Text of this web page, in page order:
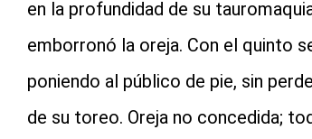
en la profundidad de su
emborronó la oreja. Con el quinto
poniendo al público de pie, sin
de su toreo. Oreja no concedida;